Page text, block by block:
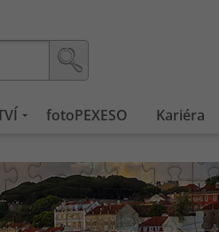
fotoPEXESO Kariéra